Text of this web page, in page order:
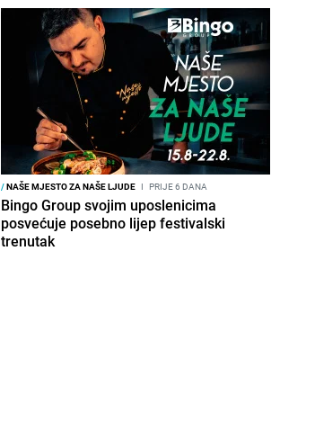
/NAŠE MJESTO ZA NAŠE LJUDE I PRIJE 6 DANA
Bingo Group svojim uposlenicima
posvećuje posebno lijep festivalski
trenutak